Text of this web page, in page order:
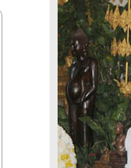
ព្រះរាជដំណើរ
ព្រះរាជដំណើរ